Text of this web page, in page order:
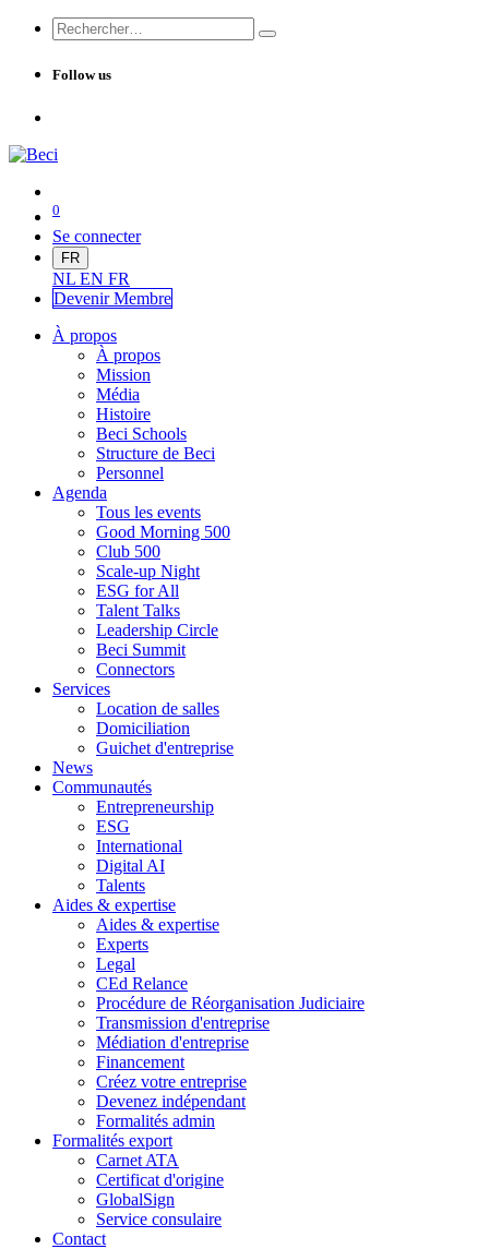
Follow us
0
Se connecter
FR
NL EN FR
Devenir Membre
À propos
À propos
Mission
Média
Histoire
Beci Schools
Structure de Beci
Personnel
Agenda
Tous les events
Good Morning 500
Club 500
Scale-up Night
ESG for All
Talent Talks
Leadership Circle
Beci Summit
Connectors
Services
Location de salles
Domiciliation
Guichet d'entreprise
News
Communautés
Entrepreneurship
ESG
International
Digital AI
Talents
Aides & expertise
Aides & expertise
Experts
Legal
CEd Relance
Procédure de Réorganisation Judiciaire
Transmission d'entreprise
Médiation d'entreprise
Financement
Créez votre entreprise
Devenez indépendant
Formalités admin
Formalités export
Carnet ATA
Certificat d'origine
GlobalSign
Service consulaire
Contact